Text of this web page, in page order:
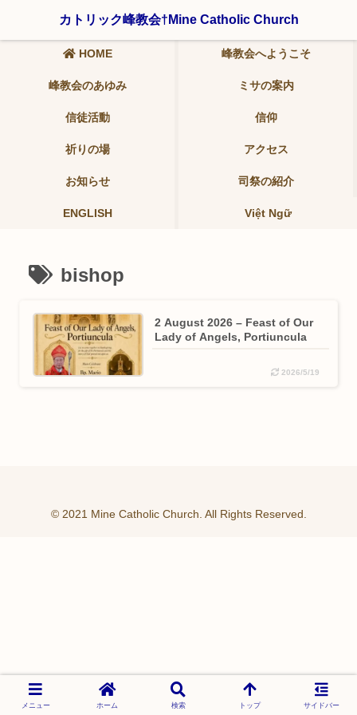
HOME 峰教会へようこそ
峰教会のあゆみ ミサの案内
信徒活動 信仰
祈りの場 アクセス
お知らせ 司祭の紹介
ENGLISH Việt Ngữ
bishop
2 August 2026 – Feast of Our
Lady of Angels, Portiuncula
2026/5/19
© 2021 Mine Catholic Church. All Rights Reserved.
カトリック峰教会†Mine Catholic Church
メニュー ホーム 検索 トップ サイドバー